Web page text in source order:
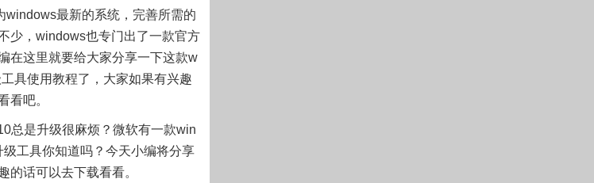
windows最新的系统，完善所需的
少，windows也专门出了一款官方
在这里就要给大家分享一下这款w
具使用教程了，大家如果有兴趣
看吧。
总是升级很麻烦？微软有一款win
工具你知道吗？今天小编将分享
的话可以去下载看看。